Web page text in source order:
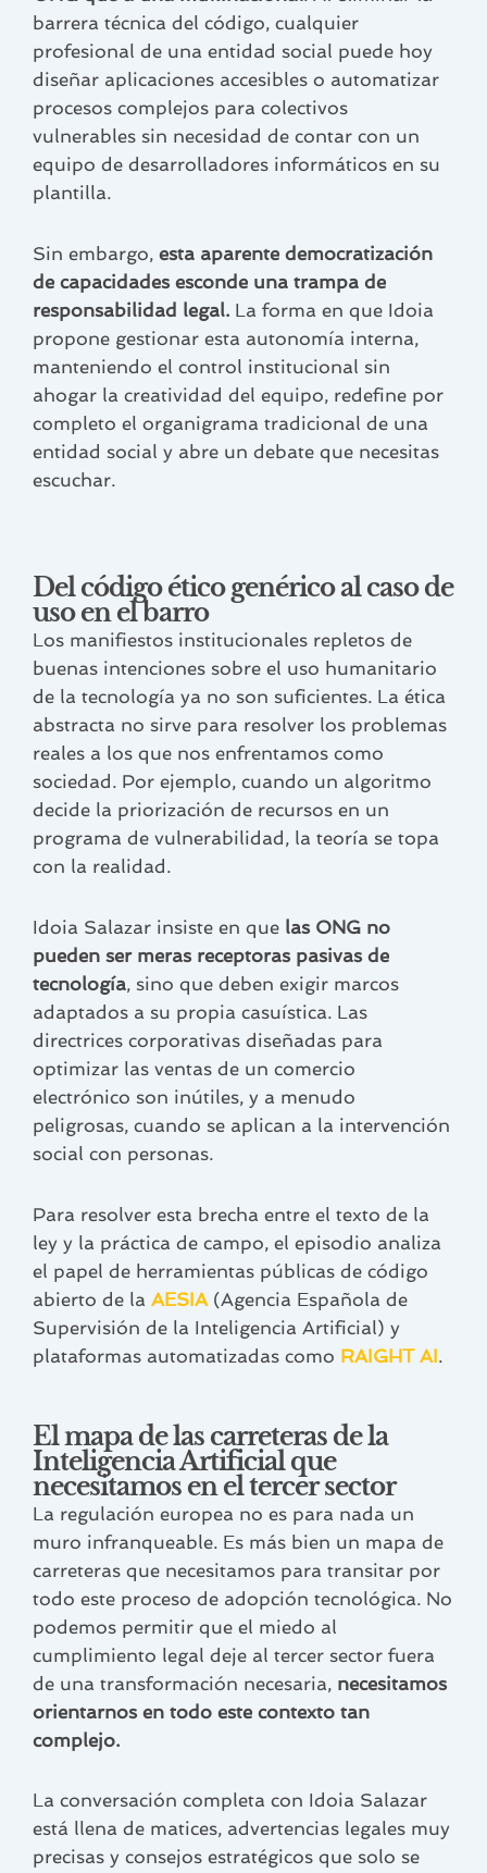
barrera técnica del código, cualquier
profesional de una entidad social puede hoy
diseñar aplicaciones accesibles o automatizar
procesos complejos para colectivos
vulnerables sin necesidad de contar con un
equipo de desarrolladores informáticos en su
plantilla.
Sin embargo,esta aparente democratización
de capacidades esconde una trampa de
responsabilidad legal. La forma en que Idoia
propone gestionar esta autonomía interna,
manteniendo el control institucional sin
ahogar la creatividad del equipo, redefine por
completo el organigrama tradicional de una
entidad social y abre un debate que necesitas
escuchar.
Del código ético genérico al caso de
uso en el barro
Los manifiestos institucionales repletos de
buenas intenciones sobre el uso humanitario
de la tecnología ya no son suficientes. La ética
abstracta no sirve para resolver los problemas
reales a los que nos enfrentamos como
sociedad. Por ejemplo, cuando un algoritmo
decide la priorización de recursos en un
programa de vulnerabilidad, la teoría se topa
con la realidad.
Idoia Salazar insiste en que las ONG no
pueden ser meras receptoras pasivas de
tecnología, sino que deben exigir marcos
adaptados a su propia casuística. Las
directrices corporativas diseñadas para
optimizar las ventas de un comercio
electrónico son inútiles, y a menudo
peligrosas, cuando se aplican a la intervención
social con personas.
Para resolver esta brecha entre el texto de la
ley y la práctica de campo, el episodio analiza
el papel de herramientas públicas de código
abierto de laAESIA (Agencia Española de
Supervisión de la Inteligencia Artificial) y
plataformas automatizadas como RAIGHT AI.
El mapa de las carreteras de la
Inteligencia Artificial que
necesitamos en el tercer sector
La regulación europea no es para nada un
muro infranqueable. Es más bien un mapa de
carreteras que necesitamos para transitar por
todo este proceso de adopción tecnológica. No
podemos permitir que el miedo al
cumplimiento legal deje al tercer sector fuera
de una transformación necesaria, necesitamos
orientarnos en todo este contexto tan
complejo.
La conversación completa con Idoia Salazar
está llena de matices, advertencias legales muy
precisas y consejos estratégicos que solo se